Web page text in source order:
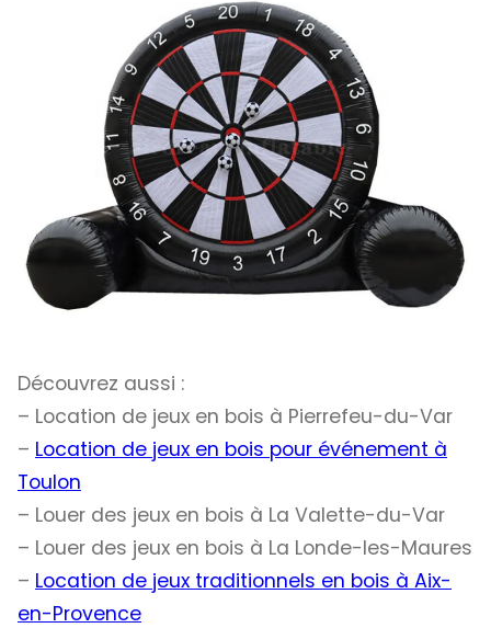
Découvrez aussi :
– Location de jeux en bois à Pierrefeu-du-Var
– Location de jeux en bois pour événement à
Toulon
– Louer des jeux en bois à La Valette-du-Var
– Louer des jeux en bois à La Londe-les-Maures
– Location de jeux traditionnels en bois à Aix-
en-Provence